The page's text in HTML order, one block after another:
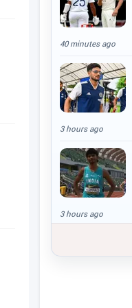
40 minutes ago
3 hours ago
3 hours ago